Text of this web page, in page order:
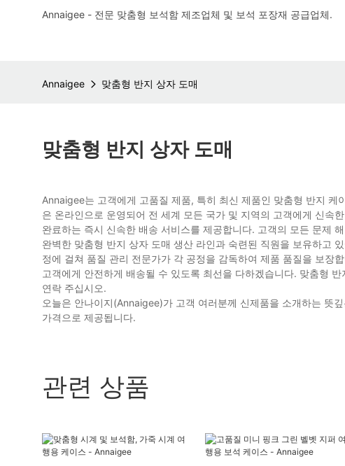
Annaigee - 전문 맞춤형 보석함 제조업체 및 보석 포장재 공급업체.
Annaigee 맞춤형 반지 상자 도매
맞춤형 반지 상자 도매
Annaigee는 고객에게 고품질 제품, 특히 최신 제품인 맞춤형 반지
은 온라인으로 운영되어 전 세계 모든 국가 및 지역의 고객에게 신속
완료하는 즉시 신속한 배송 서비스를 제공합니다. 고객의 모든 문제
완벽한 맞춤형 반지 상자 도매 생산 라인과 숙련된 직원을 보유하고
정에 걸쳐 품질 관리 전문가가 각 공정을 감독하여 제품 품질을 보장
고객에게 안전하게 배송될 수 있도록 최선을 다하겠습니다. 맞춤형
연락 주십시오.
오늘은 안나이지(Annaigee)가 고객 여러분께 신제품을 소개하는 뜻
가격으로 제공됩니다.
관련 상품